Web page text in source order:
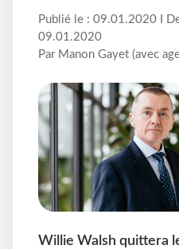
Publié le : 09.01.2020 I
09.01.2020
Par Manon Gayet (avec
Willie Walsh quittera